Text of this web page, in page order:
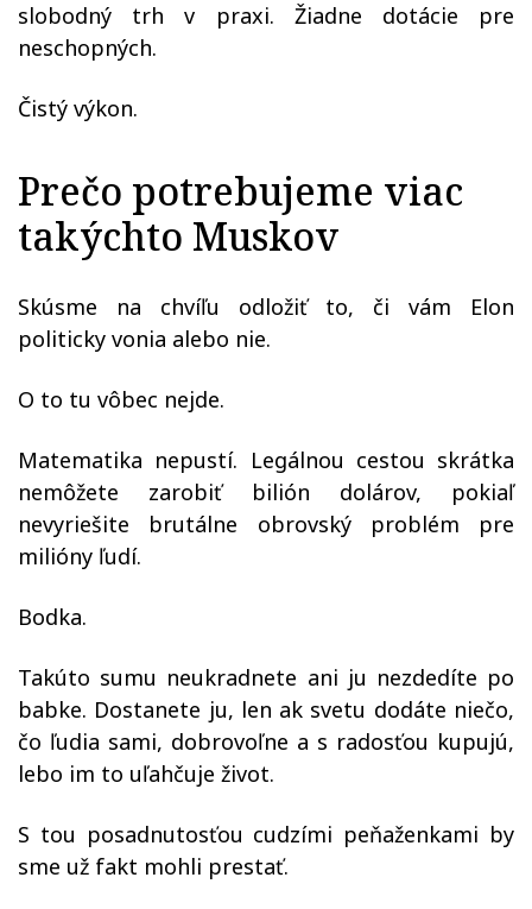
slobodný trh v praxi. Žiadne dotácie pre
neschopných.
Čistý výkon.
Prečo potrebujeme viac
takýchto Muskov
Skúsme na chvíľu odložiť to, či vám Elon
politicky vonia alebo nie.
O to tu vôbec nejde.
Matematika nepustí. Legálnou cestou skrátka
nemôžete zarobiť bilión dolárov, pokiaľ
nevyriešite brutálne obrovský problém pre
milióny ľudí.
Bodka.
Takúto sumu neukradnete ani ju nezdedíte po
babke. Dostanete ju, len ak svetu dodáte niečo,
čo ľudia sami, dobrovoľne a s radosťou kupujú,
lebo im to uľahčuje život.
S tou posadnutosťou cudzími peňaženkami by
sme už fakt mohli prestať.